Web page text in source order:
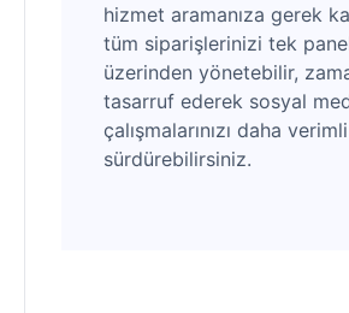
hizmet aramanıza gerek
tüm siparişlerinizi tek
üzerinden yönetebilir,
tasarruf ederek sosyal
çalışmalarınızı daha
sürdürebilirsiniz.